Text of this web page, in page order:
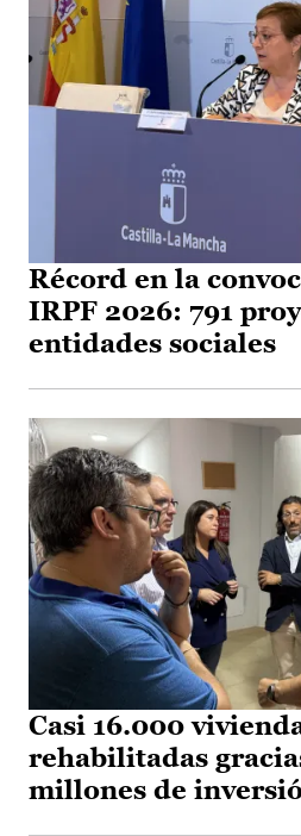
Récord en la
IRPF 2026: 791
entidades sociales
Casi 16.000
rehabilitadas
millones de